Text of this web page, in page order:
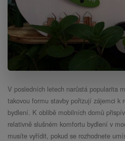
V posledních letech narůstá popularita
takovou formu stavby pořizují zájemci k
bydlení. K oblibě mobilních domů
relativně slušném komfortu bydlení v
musíte vyřídit, pokud se rozhodnete